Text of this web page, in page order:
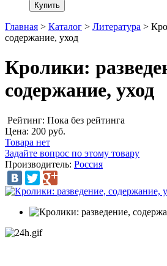
Главная > Каталог > Литература >
содержание, уход
Кролики:
содержание, уход
Рейтинг: Пока без рейтинга
Цена: 200 руб.
Товара нет
Задайте вопрос по этому товару
Производитель: Россия